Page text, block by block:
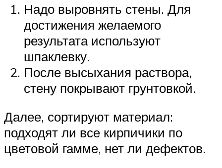
Надо выровнять стены. Для
достижения желаемого
результата используют
шпаклевку.
После высыхания раствора,
стену покрывают грунтовкой.
Далее, сортируют материал:
подходят ли все кирпичики по
цветовой гамме, нет ли дефектов.